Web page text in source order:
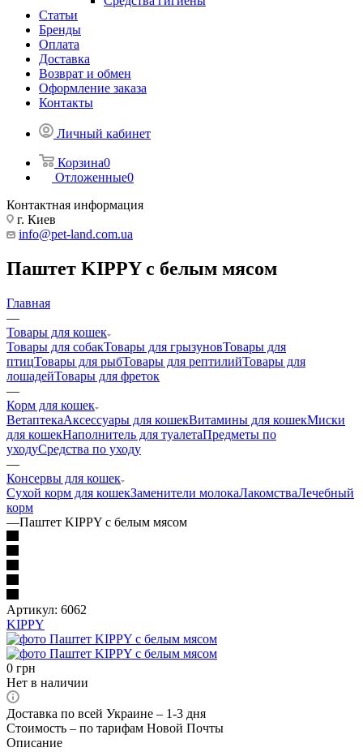
Статьи
Бренды
Оплата
Доставка
Возврат и обмен
Оформление заказа
Контакты
Личный кабинет
Корзина0
Отложенные0
Контактная информация
г. Киев
info@pet-land.com.ua
Паштет KIPPY с белым мясом
Главная
—
Товары для кошек
Товары для собакТовары для грызуновТовары для
птицТовары для рыбТовары для рептилийТовары для
лошадейТовары для фреток
—
Корм для кошек
ВетаптекаАксессуары для кошекВитамины для кошекМиски
для кошекНаполнитель для туалетаПредметы по
уходуСредства по уходу
—
Консервы для кошек
Сухой корм для кошекЗаменители молокаЛакомстваЛечебный
корм
—Паштет KIPPY с белым мясом
Артикул: 6062
KIPPY
0 грн
Нет в наличии
Доставка по всей Украине – 1-3 дня
Стоимость – по тарифам Новой Почты
Описание